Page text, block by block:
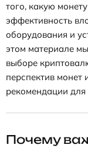
того, какую
эффективность
оборудования и
этом материале
выборе
перспектив монет
рекомендации
Почему